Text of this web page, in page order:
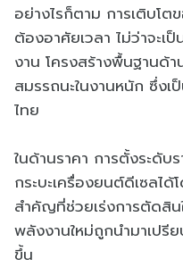
อย่างไรก็ตาม การเติบโ
ต้องอาศัยเวลา ไม่ว่าจะเ
งาน โครงสร้างพื้นฐานด้
สมรรถนะในงานหนัก ซึ่ง
ไทย
ในด้านราคา การตั้งระดับ
กระบะเครื่องยนต์ดีเซลไ
สำคัญที่ช่วยเร่งการตัดสิน
พลังงานใหม่ถูกนำมาเปรี
ขึ้น